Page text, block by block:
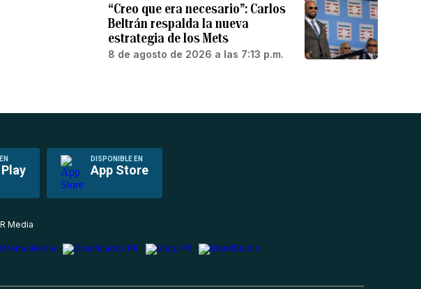
“Creo que era necesario”: Carlos
Beltrán respalda la nueva
estrategia de los Mets
8 de agosto de 2026 a las 7:13 p.m.
DISPONIBLE EN
App Store
Media